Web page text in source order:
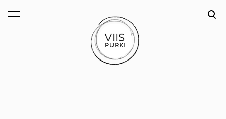
lisati ostukorvi. Vaata ostukorvi